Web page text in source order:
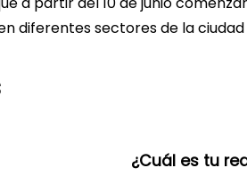
diferentes sectores de la